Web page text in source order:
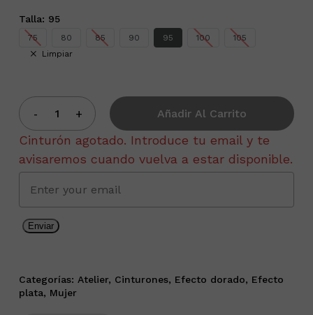
Talla: 95
75 80 85 90 95 100
105
Limpiar
Añadir Al Carrito
Cinturón agotado. Introduce tu email y te
avisaremos cuando vuelva a estar disponible.
Enviar
Categorías: Atelier, Cinturones, Efecto dorado, Efecto
plata, Mujer